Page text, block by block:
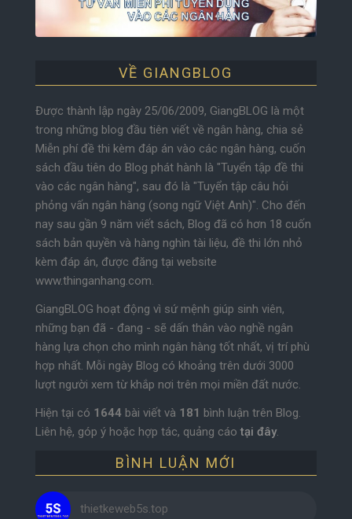
VỀ GIANGBLOG
Được thành lập ngày 25/06/2009, GiangBLOG là một
trong những blog đầu tiên viết về ngân hàng, chia sẻ
Miễn phí đề thi kèm đáp án vào các ngân hàng, cuốn
sách đầu tiên do Blog phát hành là "Tuyển tập đề thi
vào các ngân hàng", sau đó là "Tuyển tập câu hỏi
phỏng vấn ngân hàng (song ngữ Việt Anh)". Cho đến
nay sau gần 9 năm viết sách, Blog đã có hơn 18 cuốn
sách bản quyền và hàng nghìn tài liệu, đề thi lớn nhỏ
kèm đáp án, được đăng tại website
www.thinganhang.com.
GiangBLOG hoạt động vì sứ mệnh giúp sinh viên,
những bạn đã - đang - sẽ dấn thân vào nghề ngân
hàng lựa chọn cho mình ngân hàng tốt nhất, vị trí phù
hợp nhất. Mỗi ngày Blog có khoảng trên dưới 3000
lượt người xem từ khắp nơi trên mọi miền đất nước.
Hiện tại có 1644bài viết và 181 bình luận trên Blog.
Liên hệ, góp ý hoặc hợp tác, quảng cáotại đây.
BÌNH LUẬN MỚI
thietkeweb5s.top